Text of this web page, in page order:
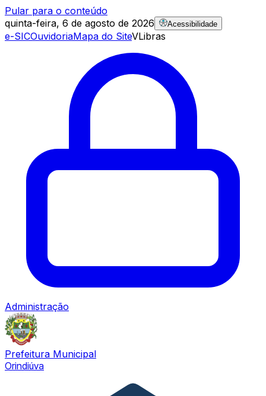
Pular para o conteúdo
quinta-feira, 6 de agosto de 2026
Acessibilidade
e-SICOuvidoriaMapa do SiteVLibras
Administração
Prefeitura Municipal
Orindiúva